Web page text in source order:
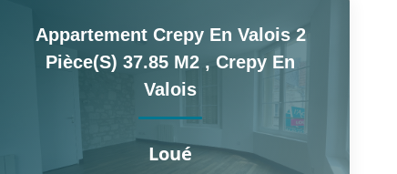
Appartement Crepy En Valois 2
Pièce(s) 37.85 M2 ,Crepy En
Valois
Loué